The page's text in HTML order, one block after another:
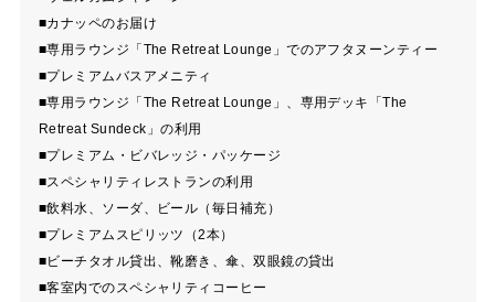
■カナッペのお届け
■専用ラウンジ「The Retreat Lounge」でのアフタヌーンティー
■プレミアムバスアメニティ
■専用ラウンジ「The Retreat Lounge」、専用デッキ「The
Retreat Sundeck」の利用
■プレミアム・ビバレッジ・パッケージ
■スペシャリティレストランの利用
■飲料水、ソーダ、ビール（毎日補充）
■プレミアムスピリッツ（2本）
■ビーチタオル貸出、靴磨き、傘、双眼鏡の貸出
■客室内でのスペシャリティコーヒー